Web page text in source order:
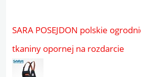
SARA POSEJDON polskie
tkaniny opornej na rozdarcie